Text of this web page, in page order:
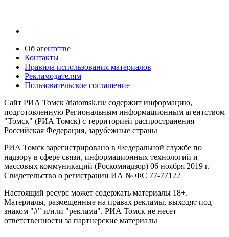
Об агентстве
Контакты
Правила использования материалов
Рекламодателям
Пользовательское соглашение
Сайт РИА Томск /riatomsk.ru/ содержит информацию,
подготовленную Региональным информационным агентством
"Томск" (РИА Томск) с территорией распространения –
Российская Федерация, зарубежные страны
РИА Томск зарегистрировано в Федеральной службе по
надзору в сфере связи, информационных технологий и
массовых коммуникаций (Роскомнадзор) 06 ноября 2019 г.
Свидетельство о регистрации ИА № ФС 77-77122
Настоящий ресурс может содержать материалы 18+.
Материалы, размещенные на правах рекламы, выходят под
знаком "#" и/или "реклама". РИА Томск не несет
ответственности за партнерские материалы